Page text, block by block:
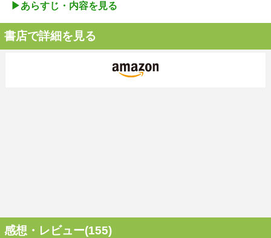
▶︎あらすじ・内容を見る
書店で詳細を見る
感想・レビュー(155)